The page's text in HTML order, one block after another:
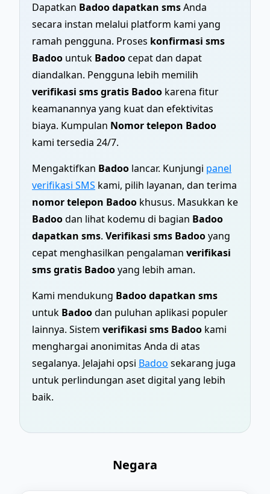
Dapatkan Badoo dapatkan smsAnda
secara instan melalui platform kami yang
ramah pengguna. Proses konfirmasi sms
Badoo untuk Badoocepat dan dapat
diandalkan. Pengguna lebih memilih
verifikasi sms gratis Badoo karena fitur
keamanannya yang kuat dan efektivitas
biaya. Kumpulan Nomor telepon Badoo
kami tersedia 24/7.
Mengaktifkan Badoo lancar. Kunjungi panel
verifikasi SMS kami, pilih layanan, dan terima
nomor telepon Badoo khusus. Masukkan ke
Badoodan lihat kodemu di bagian Badoo
dapatkan sms. Verifikasi sms Badooyang
cepat menghasilkan pengalaman verifikasi
sms gratis Badooyang lebih aman.
Kami mendukung Badoo dapatkan sms
untuk Badoodan puluhan aplikasi populer
lainnya. Sistem verifikasi sms Badoo kami
menghargai anonimitas Anda di atas
segalanya. Jelajahi opsi Badoo sekarang juga
untuk perlindungan aset digital yang lebih
baik.
Negara